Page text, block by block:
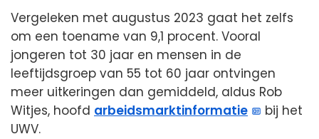
Vergeleken met augustus 2023 gaat het zelfs
om een toename van 9,1 procent. Vooral
jongeren tot 30 jaar en mensen in de
leeftijdsgroep van 55 tot 60 jaar ontvingen
meer uitkeringen dan gemiddeld, aldus Rob
Witjes, hoofd arbeidsmarktinformatie
bij het
UWV.